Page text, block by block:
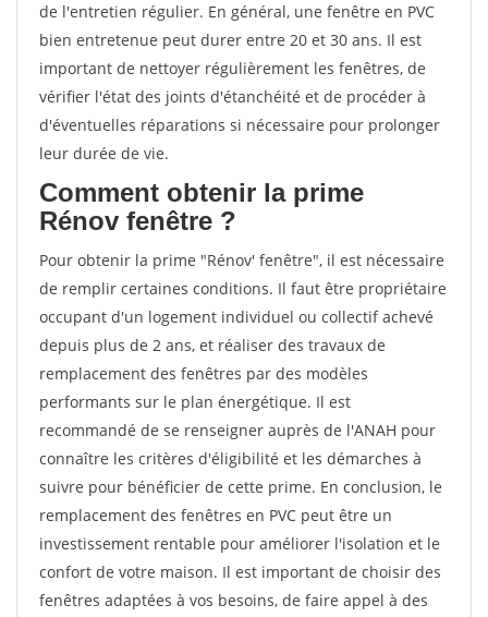
de l'entretien régulier. En général, une fenêtre en PVC
bien entretenue peut durer entre 20 et 30 ans. Il est
important de nettoyer régulièrement les fenêtres, de
vérifier l'état des joints d'étanchéité et de procéder à
d'éventuelles réparations si nécessaire pour prolonger
leur durée de vie.
Comment obtenir la prime
Rénov fenêtre ?
Pour obtenir la prime "Rénov' fenêtre", il est nécessaire
de remplir certaines conditions. Il faut être propriétaire
occupant d'un logement individuel ou collectif achevé
depuis plus de 2 ans, et réaliser des travaux de
remplacement des fenêtres par des modèles
performants sur le plan énergétique. Il est
recommandé de se renseigner auprès de l'ANAH pour
connaître les critères d'éligibilité et les démarches à
suivre pour bénéficier de cette prime. En conclusion, le
remplacement des fenêtres en PVC peut être un
investissement rentable pour améliorer l'isolation et le
confort de votre maison. Il est important de choisir des
fenêtres adaptées à vos besoins, de faire appel à des